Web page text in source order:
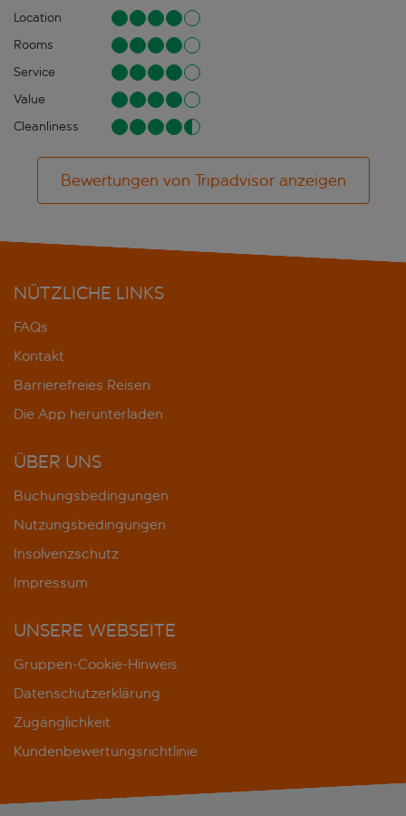
Location
Rooms
Service
Value
Cleanliness
Bewertungen von Tripadvisor anzeigen
NÜTZLICHE LINKS
FAQs
Kontakt
Barrierefreies Reisen
Die App herunterladen
ÜBER UNS
Buchungsbedingungen
Nutzungsbedingungen
Insolvenzschutz
Impressum
UNSERE WEBSEITE
Gruppen-Cookie-Hinweis
Datenschutzerklärung
Zugänglichkeit
Kundenbewertungsrichtlinie